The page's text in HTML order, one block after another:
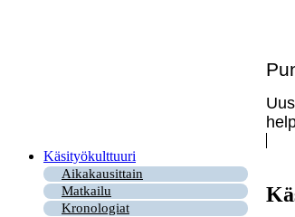
Käsityökulttuuri
Aikakausittain
Matkailu
Kronologiat